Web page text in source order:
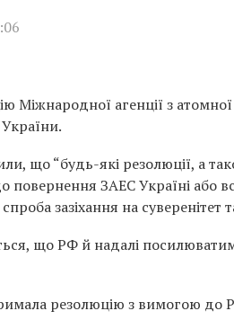
Міжнародної агенції з
що “будь-які резолюції, а
повернення ЗАЕС Україні
зазіхання на суверенітет
що РФ й надалі
резолюцію з вимогою до